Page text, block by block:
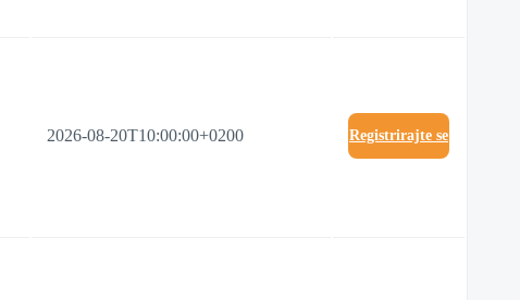
2026-08-20T10:00:00+0200 Registrirajte se